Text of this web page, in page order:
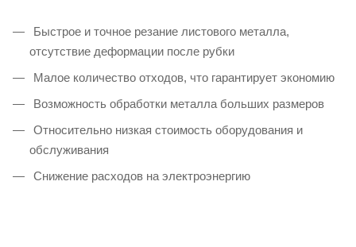
Быстрое и точное резание листового металла,
отсутствие деформации после рубки
Малое количество отходов, что гарантирует экономию
Возможность обработки металла больших размеров
Относительно низкая стоимость оборудования и
обслуживания
Снижение расходов на электроэнергию